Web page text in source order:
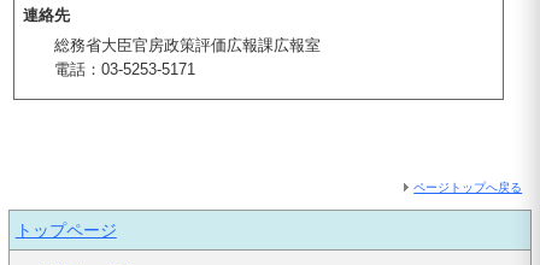
連絡先
総務省大臣官房政策評価広報課広報室
電話：03-5253-5171
ページトップへ戻る
トップページ